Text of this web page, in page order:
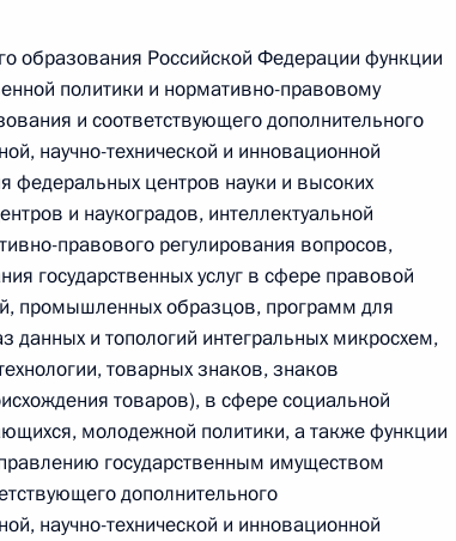
Президентом Болгарии
переговоров
Россию с рабочим
образования Российской Федерации функции
политики и нормативно-правовому
и соответствующего дополнительного
научно-технической и инновационной
федеральных центров науки и высоких
и наукоградов, интеллектуальной
правового регулирования вопросов,
государственных услуг в сфере правовой
промышленных образцов, программ для
и топологий интегральных микросхем,
товарных знаков, знаков
товаров), в сфере социальной
молодежной политики, а также функции
государственным имуществом
дополнительного
научно-технической и инновационной